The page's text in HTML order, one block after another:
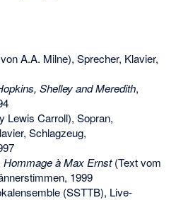
A.A. Milne), Sprecher, Klavier,
Shelley and Meredith,
Lewis Carroll), Sopran,
Schlagzeug,
Hommage à Max Ernst(Text vom
1999
(SSTTB), Live-